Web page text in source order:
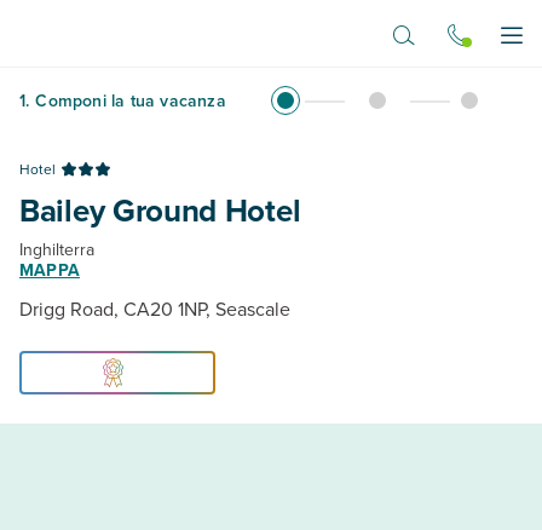
1. Componi la tua vacanza
Hotel
Bailey Ground Hotel
Inghilterra
MAPPA
Drigg Road, CA20 1NP, Seascale